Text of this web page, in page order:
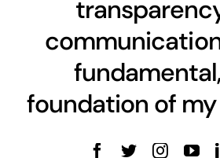
foundation of